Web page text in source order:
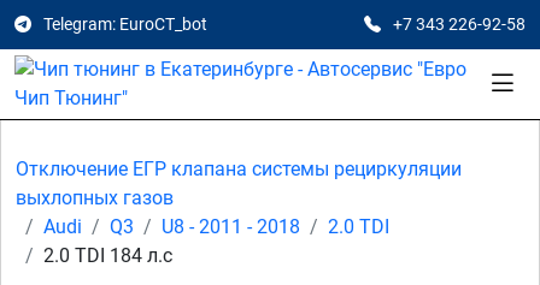
Telegram: EuroCT_bot +7 343 226-92-58
Отключение ЕГР клапана системы рециркуляции
выхлопных газов
Audi
Q3 U8 - 2011 - 2018
2.0 TDI
2.0 TDI 184 л.с